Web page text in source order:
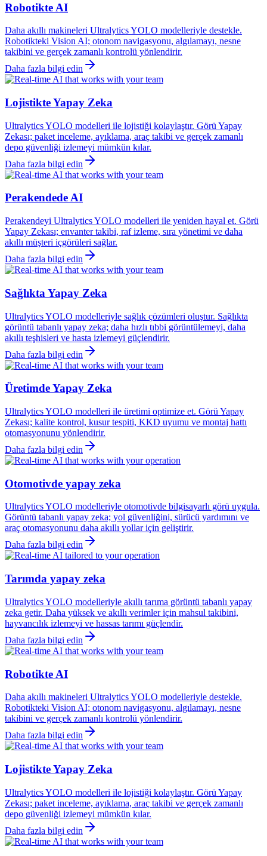
Robotikte AI
Daha akıllı makineleri Ultralytics YOLO modelleriyle destekle.
Robotikteki Vision AI; otonom navigasyonu, algılamayı, nesne
takibini ve gerçek zamanlı kontrolü yönlendirir.
Daha fazla bilgi edin
Lojistikte Yapay Zeka
Ultralytics YOLO modelleri ile lojistiği kolaylaştır. Görü Yapay
Zekası; paket inceleme, ayıklama, araç takibi ve gerçek zamanlı
depo güvenliği izlemeyi mümkün kılar.
Daha fazla bilgi edin
Perakendede AI
Perakendeyi Ultralytics YOLO modelleri ile yeniden hayal et. Görü
Yapay Zekası; envanter takibi, raf izleme, sıra yönetimi ve daha
akıllı müşteri içgörüleri sağlar.
Daha fazla bilgi edin
Sağlıkta Yapay Zeka
Ultralytics YOLO modelleriyle sağlık çözümleri oluştur. Sağlıkta
görüntü tabanlı yapay zeka; daha hızlı tıbbi görüntülemeyi, daha
akıllı teşhisleri ve hasta izlemeyi güçlendirir.
Daha fazla bilgi edin
Üretimde Yapay Zeka
Ultralytics YOLO modelleri ile üretimi optimize et. Görü Yapay
Zekası; kalite kontrol, kusur tespiti, KKD uyumu ve montaj hattı
otomasyonunu yönlendirir.
Daha fazla bilgi edin
Otomotivde yapay zeka
Ultralytics YOLO modelleriyle otomotivde bilgisayarlı görü uygula.
Görüntü tabanlı yapay zeka; yol güvenliğini, sürücü yardımını ve
araç otomasyonunu daha akıllı yollar için geliştirir.
Daha fazla bilgi edin
Tarımda yapay zeka
Ultralytics YOLO modelleriyle akıllı tarıma görüntü tabanlı yapay
zeka getir. Daha yüksek ve akıllı verimler için mahsul takibini,
hayvancılık izlemeyi ve hassas tarımı güçlendir.
Daha fazla bilgi edin
Robotikte AI
Daha akıllı makineleri Ultralytics YOLO modelleriyle destekle.
Robotikteki Vision AI; otonom navigasyonu, algılamayı, nesne
takibini ve gerçek zamanlı kontrolü yönlendirir.
Daha fazla bilgi edin
Lojistikte Yapay Zeka
Ultralytics YOLO modelleri ile lojistiği kolaylaştır. Görü Yapay
Zekası; paket inceleme, ayıklama, araç takibi ve gerçek zamanlı
depo güvenliği izlemeyi mümkün kılar.
Daha fazla bilgi edin